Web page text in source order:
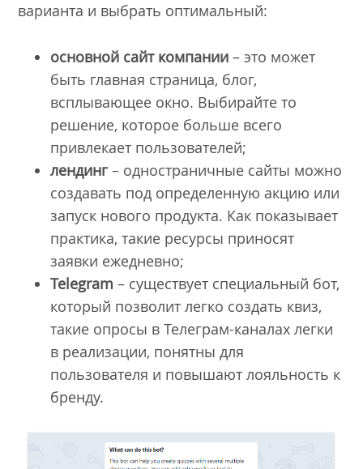
варианта и выбрать оптимальный:
основной сайт компании – это может
быть главная страница, блог,
всплывающее окно. Выбирайте то
решение, которое больше всего
привлекает пользователей;
лендинг – одностраничные сайты можно
создавать под определенную акцию или
запуск нового продукта. Как показывает
практика, такие ресурсы приносят
заявки ежедневно;
Telegram – существует специальный бот,
который позволит легко создать квиз,
такие опросы в Телеграм-каналах легки
в реализации, понятны для
пользователя и повышают лояльность к
бренду.